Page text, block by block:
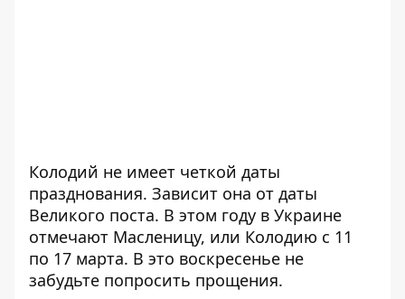
Колодий не имеет четкой даты
празднования. Зависит она от даты
Великого поста. В этом году в Украине
отмечают Масленицу, или Колодию с 11
по 17 марта. В это воскресенье не
забудьте попросить прощения.